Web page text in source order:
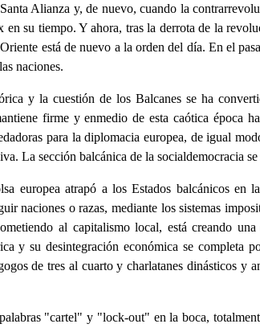
Alianza y, de nuevo, cuando la
su tiempo. Y ahora, tras la derrota de la
está de nuevo a la orden del día. En el
naciones.
y la cuestión de los Balcanes se ha
firme y enmedio de esta caótica época
para la diplomacia europea, de igual
La sección balcánica de la socialdemocracia
europea atrapó a los Estados balcánicos en
naciones o razas, mediante los sistemas
al capitalismo local, está creando
y su desintegración económica se completa
de tres al cuarto y charlatanes dinásticos y
"cartel" y "lock-out" en la boca,